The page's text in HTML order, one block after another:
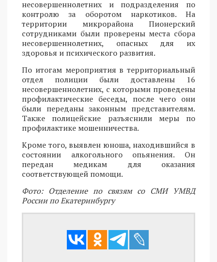
несовершеннолетних и подразделения по
контролю за оборотом наркотиков. На
территории микрорайона Пионерский
сотрудниками были проверены места сбора
несовершеннолетних, опасных для их
здоровья и психического развития.
По итогам мероприятия в территориальный
отдел полиции были доставлены 16
несовершеннолетних, с которыми проведены
профилактические беседы, после чего они
были переданы законным представителям.
Также полицейские разъяснили меры по
профилактике мошенничества.
Кроме того, выявлен юноша, находившийся в
состоянии алкогольного опьянения. Он
передан медикам для оказания
соответствующей помощи.
Фото: Отделение по связям со СМИ УМВД
России по Екатеринбургу